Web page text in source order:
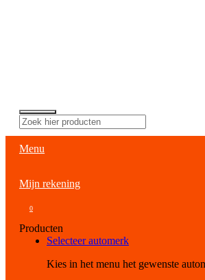
Menu
Mijn rekening
0
Producten
Selecteer automerk
Kies in het menu het gewenste